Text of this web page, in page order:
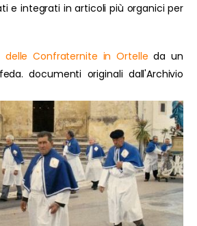
e integrati in articoli più organici per
delle Confraternite in Ortelle da un
documenti originali dall'Archivio